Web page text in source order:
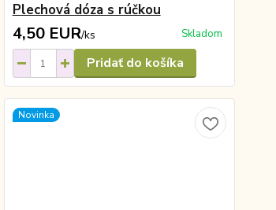
Plechová dóza s rúčkou
4,50 EUR/ks Skladom
Pridať do košíka
Novinka